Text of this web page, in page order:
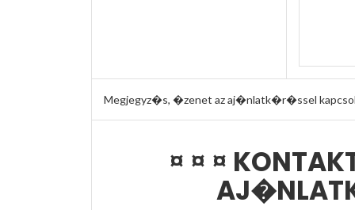
Megjegyz�s, �zenet az aj�nlatk�r�ssel
¤ ¤ ¤